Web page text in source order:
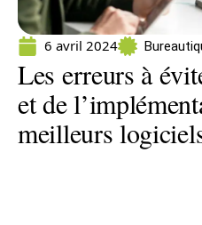
6 avril 2024
Les erreurs à
et de
meilleurs